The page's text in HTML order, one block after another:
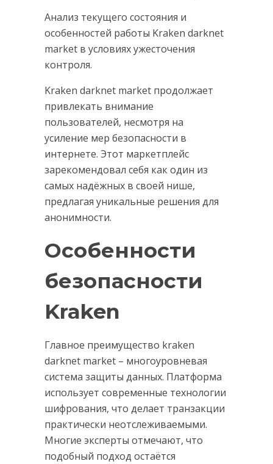
Анализ текущего состояния и
особенностей работы Kraken darknet
market в условиях ужесточения
контроля.
Kraken darknet market продолжает
привлекать внимание
пользователей, несмотря на
усиление мер безопасности в
интернете. Этот маркетплейс
зарекомендовал себя как один из
самых надёжных в своей нише,
предлагая уникальные решения для
анонимности.
Особенности
безопасности
Kraken
Главное преимущество kraken
darknet market – многоуровневая
система защиты данных. Платформа
использует современные технологии
шифрования, что делает транзакции
практически неотслеживаемыми.
Многие эксперты отмечают, что
подобный подход остаётся